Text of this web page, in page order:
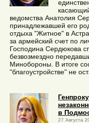
ведомства Анатолия
принадлежавшей его
отдыха "Житное" в
за армейский счет по
Господина Сердюкова
безвозмездно
Минобороны. В итоге
"благоустройстве" не
в
27 Августа